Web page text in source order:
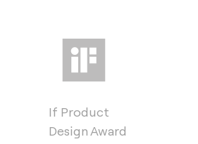
If Product
Design Award